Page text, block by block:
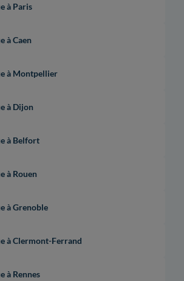
à Paris
à Caen
à Montpellier
à Dijon
à Belfort
à Rouen
à Grenoble
à Clermont-Ferrand
à Rennes